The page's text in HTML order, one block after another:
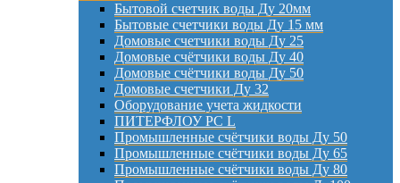
Бытовой счетчик воды Ду 20мм
Бытовые счетчики воды Ду 15 мм
Домовые счетчики воды Ду 25
Домовые счётчики воды Ду 40
Домовые счётчики воды Ду 50
Домовые счетчики Ду 32
Оборудование учета жидкости
ПИТЕРФЛОУ РС L
Промышленные счётчики воды Ду 50
Промышленные счётчики воды Ду 65
Промышленные счётчики воды Ду 80